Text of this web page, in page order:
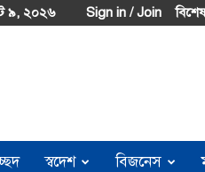
৯, ২০২৬ Sign in / Join
স্বদেশ বিজনেস